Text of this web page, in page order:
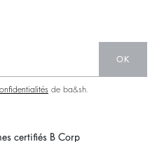
OK
de ba&sh.
certifiés B Corp